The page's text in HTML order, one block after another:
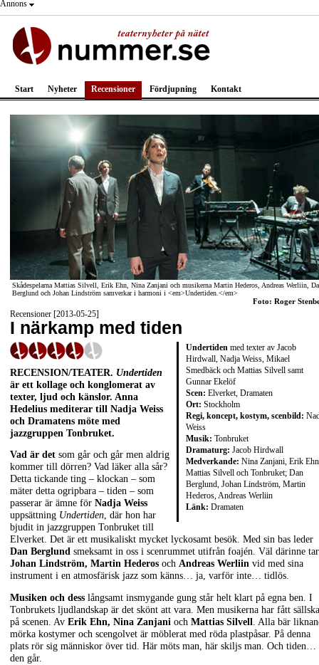
Annons
Start Nyheter Recensioner Fördjupning Kontakt
Skådespelarna Mattias Silvell, Erik Ehn, Nina Zanjani och musikerna Martin Hederos, Andreas Werliin,
Berglund och Johan Lindström samverkar i harmoni i <em>Undertiden.</em>
Foto: Roger
Recensioner [2013-05-25]
I närkamp med tiden
Undertiden med texter av Jacob
Hirdwall, Nadja Weiss, Mikael
Smedbäck och Mattias Silvell samt
Gunnar Ekelöf
Scen: Elverket, Dramaten
Ort: Stockholm
Regi, koncept, kostym, scenbild:
Weiss
Musik: Tonbruket
Dramaturg: Jacob Hirdwall
Medverkande: Nina Zanjani, Erik
Mattias Silvell och Tonbruket; Dan
Berglund, Johan Lindström, Martin
Hederos, Andreas Werliin
Länk: Dramaten
RECENSION/TEATER. Undertiden
är ett kollage och konglomerat av
texter, ljud och känslor. Anna
Hedelius mediterar till Nadja Weiss
och Dramatens möte med
jazzgruppen Tonbruket.
Vad är det som går och går men aldrig
kommer till dörren? Vad läker alla sår?
Detta tickande ting – klockan – som
mäter detta ogripbara – tiden – som
passerar är ämne för Nadja Weiss
uppsättning Undertiden, där hon har
bjudit in jazzgruppen Tonbruket till
Elverket. Det är ett musikaliskt mycket lyckosamt besök. Med sin bas leder
Dan Berglund smeksamt in oss i scenrummet utifrån foajén. Väl därinne tar
Johan Lindström, Martin Hederos och Andreas Werliin vid med sina
instrument i en atmosfärisk jazz som känns… ja, varför inte… tidlös.
Musiken och dess långsamt insmygande gung står helt klart på egna ben. I
Tonbrukets ljudlandskap är det skönt att vara. Men musikerna har fått
på scenen. Av Erik Ehn, Nina Zanjani och Mattias Silvell. Alla bär
mörka kostymer och scengolvet är möblerat med röda plastpåsar. På denna
plats rör sig människor över tid. Här möts man, här skiljs man. Och tiden…
den går.